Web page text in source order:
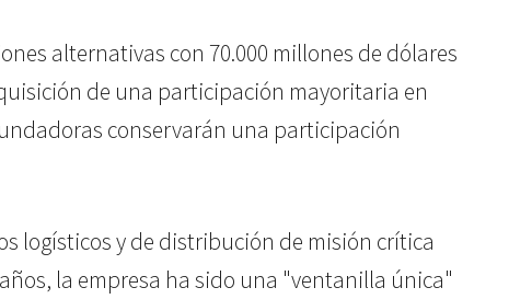
alternativas con 70.000 millones de dólares
de una participación mayoritaria en
conservarán una participación
logísticos y de distribución de misión crítica
la empresa ha sido una "ventanilla única"